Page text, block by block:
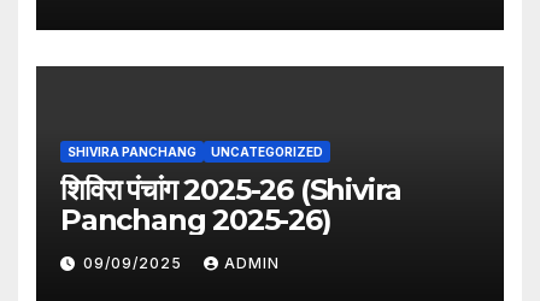
SHIVIRA PANCHANG UNCATEGORIZED
शिविरा पंचांग 2025-26 (Shivira
Panchang 2025-26)
09/09/2025 ADMIN